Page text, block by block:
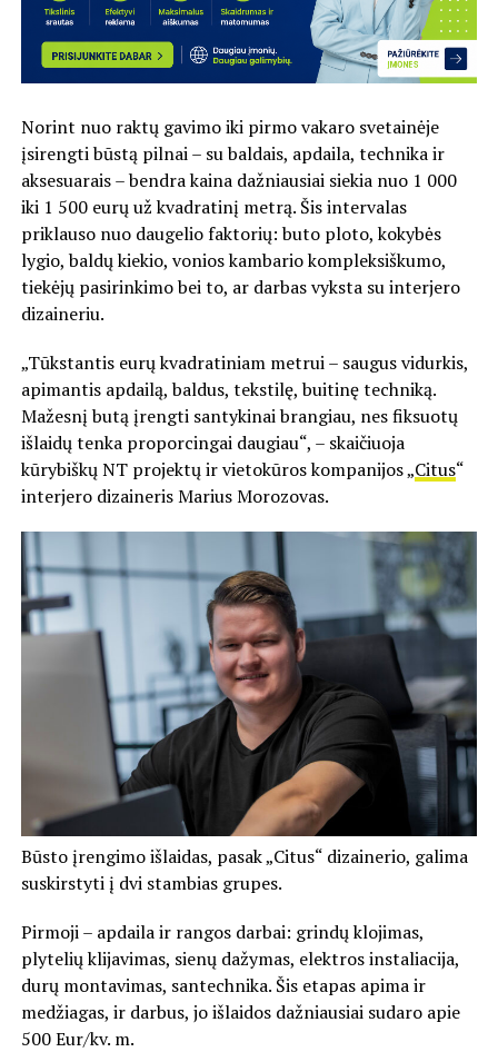
Norint nuo raktų gavimo iki pirmo vakaro svetainėje
įsirengti būstą pilnai – su baldais, apdaila, technika ir
aksesuarais – bendra kaina dažniausiai siekia nuo 1 000
iki 1 500 eurų už kvadratinį metrą. Šis intervalas
priklauso nuo daugelio faktorių: buto ploto, kokybės
lygio, baldų kiekio, vonios kambario kompleksiškumo,
tiekėjų pasirinkimo bei to, ar darbas vyksta su interjero
dizaineriu.
„Tūkstantis eurų kvadratiniam metrui – saugus vidurkis,
apimantis apdailą, baldus, tekstilę, buitinę techniką.
Mažesnį butą įrengti santykinai brangiau, nes fiksuotų
išlaidų tenka proporcingai daugiau“, – skaičiuoja
kūrybiškų NT projektų ir vietokūros kompanijos „Citus“
interjero dizaineris Marius Morozovas.
Būsto įrengimo išlaidas, pasak „Citus“ dizainerio, galima
suskirstyti į dvi stambias grupes.
Pirmoji – apdaila ir rangos darbai: grindų klojimas,
plytelių klijavimas, sienų dažymas, elektros instaliacija,
durų montavimas, santechnika. Šis etapas apima ir
medžiagas, ir darbus, jo išlaidos dažniausiai sudaro apie
500 Eur/kv. m.